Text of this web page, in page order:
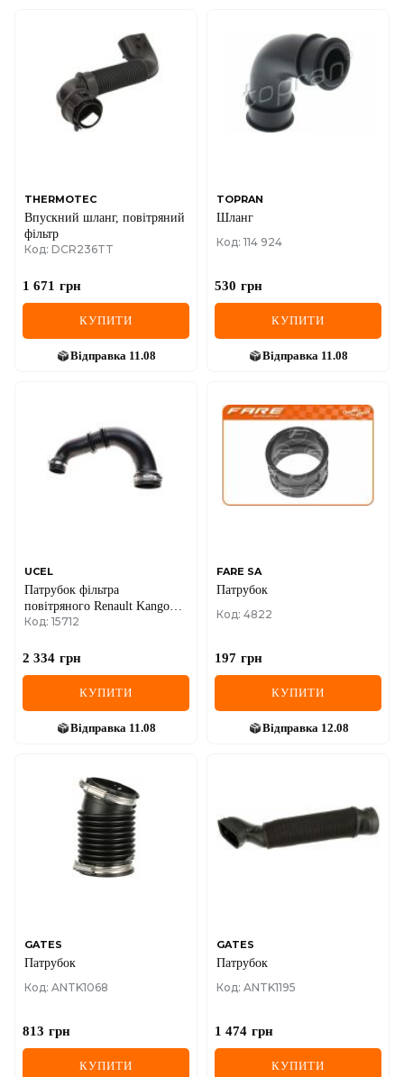
THERMOTEC
Впускний шланг, повітряний
фільтр
Код: DCR236TT
1 671 грн
КУПИТИ
Відправка 11.08
TOPRAN
Шланг
Код: 114 924
530 грн
КУПИТИ
Відправка 11.08
UCEL
Патрубок фільтра
повітряного Renault Kangoo
1.5dCi 05-
Код: 15712
2 334 грн
КУПИТИ
Відправка 11.08
FARE SA
Патрубок
Код: 4822
197 грн
КУПИТИ
Відправка 12.08
GATES
Патрубок
Код: ANTK1068
813 грн
КУПИТИ
GATES
Патрубок
Код: ANTK1195
1 474 грн
КУПИТИ